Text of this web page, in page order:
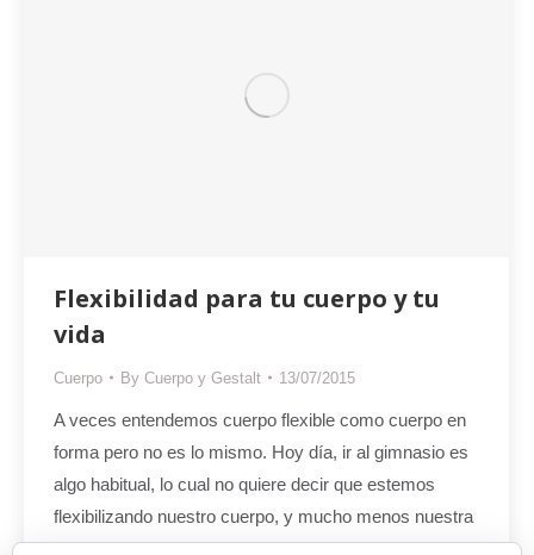
Flexibilidad para tu cuerpo y tu
vida
Cuerpo By Cuerpo y Gestalt 13/07/2015
A veces entendemos cuerpo flexible como cuerpo en
forma pero no es lo mismo. Hoy día, ir al gimnasio es
algo habitual, lo cual no quiere decir que estemos
flexibilizando nuestro cuerpo, y mucho menos nuestra
mente y emociones. Por supuesto que hacer deporte